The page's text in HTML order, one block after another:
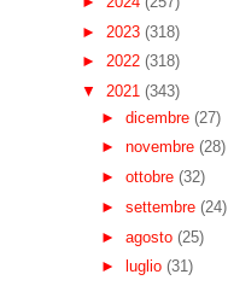
► 2023 (318)
► 2022 (318)
▼ 2021 (343)
► dicembre (27)
► novembre (28)
► ottobre (32)
► settembre (24)
► agosto (25)
►
luglio (31)